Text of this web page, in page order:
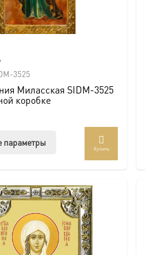
3525
Миласская SIDM-3525
коробке
параметры
вариаций.
Опции
можно
выбрать
Купить